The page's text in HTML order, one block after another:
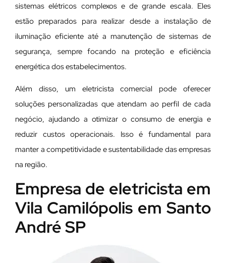
sistemas elétricos complexos e de grande escala. Eles
estão preparados para realizar desde a instalação de
iluminação eficiente até a manutenção de sistemas de
segurança, sempre focando na proteção e eficiência
energética dos estabelecimentos.
Além disso, um eletricista comercial pode oferecer
soluções personalizadas que atendam ao perfil de cada
negócio, ajudando a otimizar o consumo de energia e
reduzir custos operacionais. Isso é fundamental para
manter a competitividade e sustentabilidade das empresas
na região.
Empresa de eletricista em
Vila Camilópolis em Santo
André SP